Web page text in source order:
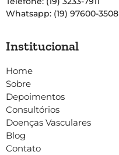
Whatsapp: (19) 97600-3508
Institucional
Home
Sobre
Depoimentos
Consultórios
Doenças Vasculares
Blog
Contato